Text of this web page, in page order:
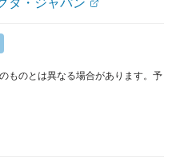
ものとは異なる場合があります。予